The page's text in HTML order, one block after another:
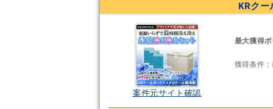
KRクー
案件元サイト確認
最大獲得ポ
獲得条件